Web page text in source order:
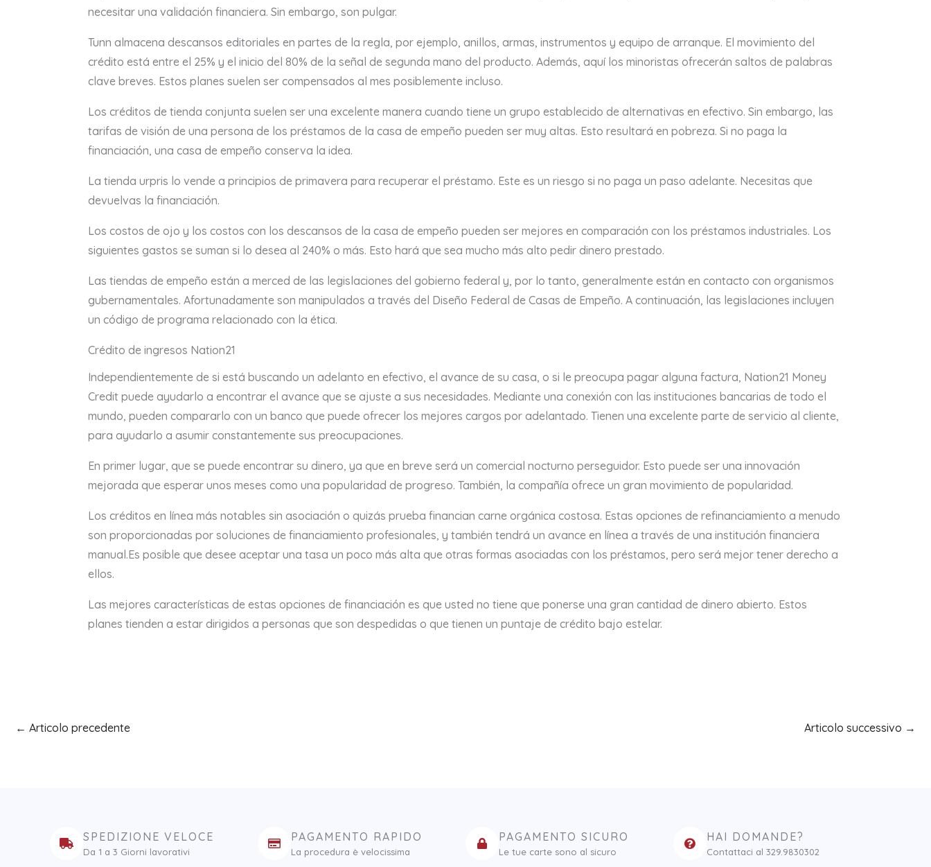
necesitar una validación financiera. Sin embargo, son pulgar.
Tunn almacena descansos editoriales en partes de la regla, por ejemplo, anillos, armas, instrumentos y equipo de arranque. El movimiento del
crédito está entre el 25% y el inicio del 80% de la señal de segunda mano del producto. Además, aquí los minoristas ofrecerán saltos de palabras
clave breves. Estos planes suelen ser compensados ​​al mes posiblemente incluso.
Los créditos de tienda conjunta suelen ser una excelente manera cuando tiene un grupo establecido de alternativas en efectivo. Sin embargo, las
tarifas de visión de una persona de los préstamos de la casa de empeño pueden ser muy altas. Esto resultará en pobreza. Si no paga la
financiación, una casa de empeño conserva la idea.
La tienda urpris lo vende a principios de primavera para recuperar el préstamo. Este es un riesgo si no paga un paso adelante. Necesitas que
devuelvas la financiación.
Los costos de ojo y los costos con los descansos de la casa de empeño pueden ser mejores en comparación con los préstamos industriales. Los
siguientes gastos se suman si lo desea al 240% o más. Esto hará que sea mucho más alto pedir dinero prestado.
Las tiendas de empeño están a merced de las legislaciones del gobierno federal y, por lo tanto, generalmente están en contacto con organismos
gubernamentales. Afortunadamente son manipulados a través del Diseño Federal de Casas de Empeño. A continuación, las legislaciones incluyen
un código de programa relacionado con la ética.
Crédito de ingresos Nation21
Independientemente de si está buscando un adelanto en efectivo, el avance de su casa, o si le preocupa pagar alguna factura, Nation21 Money
Credit puede ayudarlo a encontrar el avance que se ajuste a sus necesidades. Mediante una conexión con las instituciones bancarias de todo el
mundo, pueden compararlo con un banco que puede ofrecer los mejores cargos por adelantado. Tienen una excelente parte de servicio al cliente,
para ayudarlo a asumir constantemente sus preocupaciones.
En primer lugar, que se puede encontrar su dinero, ya que en breve será un comercial nocturno perseguidor. Esto puede ser una innovación
mejorada que esperar unos meses como una popularidad de progreso. También, la compañía ofrece un gran movimiento de popularidad.
Los créditos en línea más notables sin asociación o quizás prueba financian carne orgánica costosa. Estas opciones de refinanciamiento a menudo
son proporcionadas por soluciones de financiamiento profesionales, y también tendrá un avance en línea a través de una institución financiera
manual.Es posible que desee aceptar una tasa un poco más alta que otras formas asociadas con los préstamos, pero será mejor tener derecho a
ellos.
Las mejores características de estas opciones de financiación es que usted no tiene que ponerse una gran cantidad de dinero abierto. Estos
planes tienden a estar dirigidos a personas que son despedidas o que tienen un puntaje de crédito bajo estelar.
← Articolo precedente Articolo successivo →
SPEDIZIONE VELOCE
Da 1 a 3 Giorni lavorativi
PAGAMENTO RAPIDO
La procedura è velocissima
PAGAMENTO SICURO
Le tue carte sono al sicuro
HAI DOMANDE?
Contattaci al 329.9830302